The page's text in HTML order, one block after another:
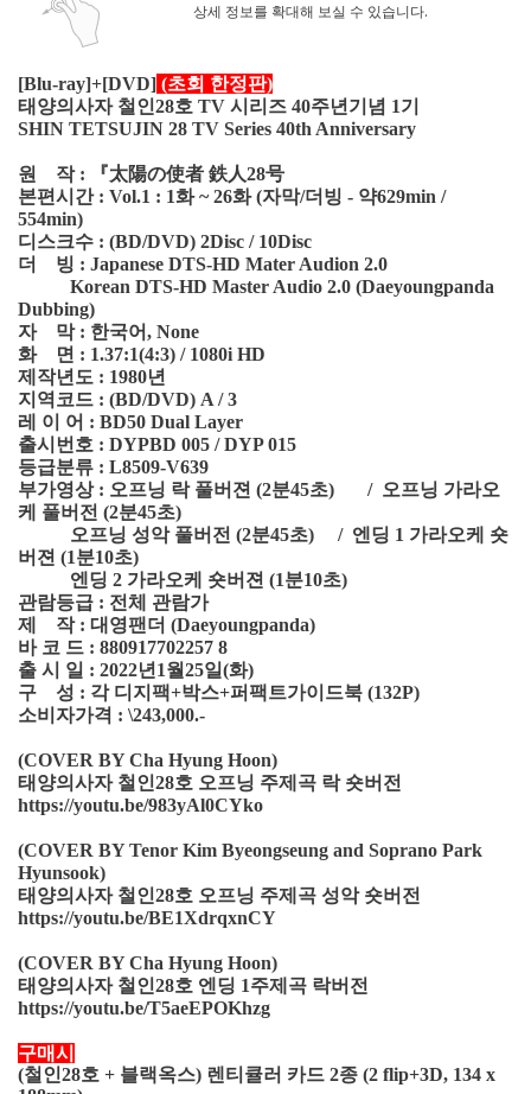
상세 정보를 확대해 보실 수 있습니다.
[Blu-ray]+[DVD] (초회 한정판)
태양의사자 철인28호 TV 시리즈 40주년기념 1기
SHIN TETSUJIN 28 TV Series 40th Anniversary
원 작 : 『太陽の使者 鉄人28号
본편시간 : Vol.1 : 1화 ~ 26화 (자막/더빙 - 약629min /
554min)
디스크수 : (BD/DVD) 2Disc / 10Disc
더 빙 : Japanese DTS-HD Mater Audion 2.0
Korean DTS-HD Master Audio 2.0 (Daeyoungpanda
Dubbing)
자 막 : 한국어, None
화 면 : 1.37:1(4:3) / 1080i HD
제작년도 : 1980년
지역코드 : (BD/DVD) A / 3
레 이 어 : BD50 Dual Layer
출시번호 : DYPBD 005 / DYP 015
등급분류 : L8509-V639
부가영상 : 오프닝 락 풀버젼 (2분45초) / 오프닝 가라오
케 풀버전 (2분45초)
오프닝 성악 풀버전 (2분45초) / 엔딩 1 가라오케 숏
버젼 (1분10초)
엔딩 2 가라오케 숏버젼 (1분10초)
관람등급 : 전체 관람가
제 작 : 대영팬더 (Daeyoungpanda)
바 코 드 : 880917702257 8
출 시 일 : 2022년1월25일(화)
구 성 : 각 디지팩+박스+퍼팩트가이드북 (132P)
소비자가격 : \243,000.-
(COVER BY Cha Hyung Hoon)
태양의사자 철인28호 오프닝 주제곡 락 숏버전
https://youtu.be/983yAl0CYko
(COVER BY Tenor Kim Byeongseung and Soprano Park
Hyunsook)
태양의사자 철인28호 오프닝 주제곡 성악 숏버전
https://youtu.be/BE1XdrqxnCY
(COVER BY Cha Hyung Hoon)
태양의사자 철인28호 엔딩 1주제곡 락버전
https://youtu.be/T5aeEPOKhzg
구매시
(철인28호 + 블랙옥스) 렌티큘러 카드 2종 (2 flip+3D, 134 x